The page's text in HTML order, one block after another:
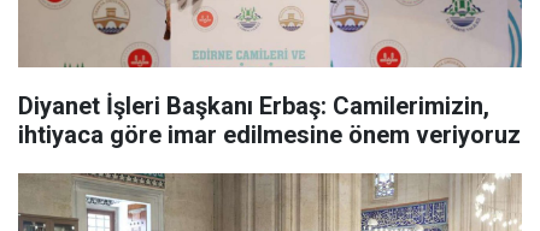
Diyanet İşleri Başkanı Erbaş: Camilerimizin,
ihtiyaca göre imar edilmesine önem veriyoruz